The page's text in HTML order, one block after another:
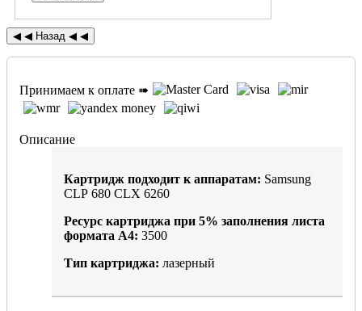
Принимаем к оплате ➠
Описание
Картридж подходит к аппаратам: Samsung
CLP 680 CLX 6260
Ресурс картриджа при 5% заполнения листа
формата А4: 3500
Тип картриджа: лазерный